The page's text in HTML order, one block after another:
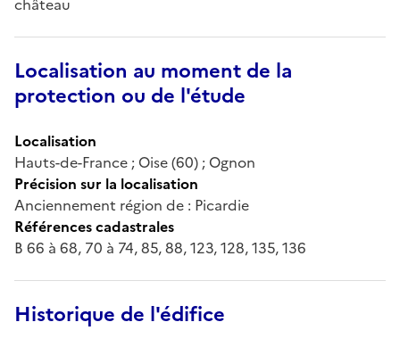
Localisation au moment de la
protection ou de l'étude
Localisation
Hauts-de-France ; Oise (60) ; Ognon
Précision sur la localisation
Anciennement région de : Picardie
Références cadastrales
B 66 à 68, 70 à 74, 85, 88, 123, 128, 135, 136
Historique de l'édifice